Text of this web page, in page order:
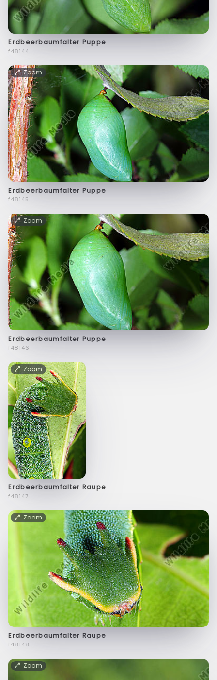
Erdbeerbaumfalter Puppe
f48144
Zoom
Erdbeerbaumfalter Puppe
f48145
Zoom
Erdbeerbaumfalter Puppe
f48146
Zoom
Erdbeerbaumfalter Raupe
f48147
Zoom
Erdbeerbaumfalter Raupe
f48148
Zoom